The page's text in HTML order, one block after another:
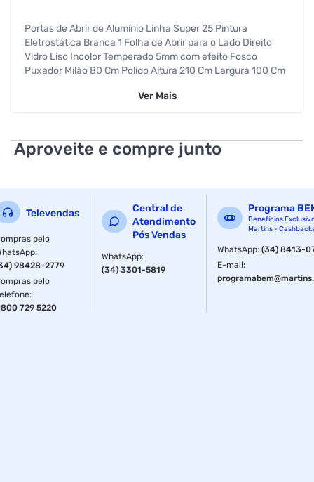
Portas de Abrir de Alumínio Linha Super 25 Pintura
Eletrostática Branca 1 Folha de Abrir para o Lado Direito
Vidro Liso Incolor Temperado 5mm com efeito Fosco
Puxador Milão 80 Cm Polido Altura 210 Cm Largura 100 Cm
Cor Branco
Ver Mais
Aproveite e compre junto
Televendas
pelo
:
98428-2779
pelo
:
729 5220
Central de
Atendimento
Pós Vendas
WhatsApp:
(34) 3301-5819
Programa
Benefícios
Martins -
WhatsApp:(34) 8413-
E-mail: